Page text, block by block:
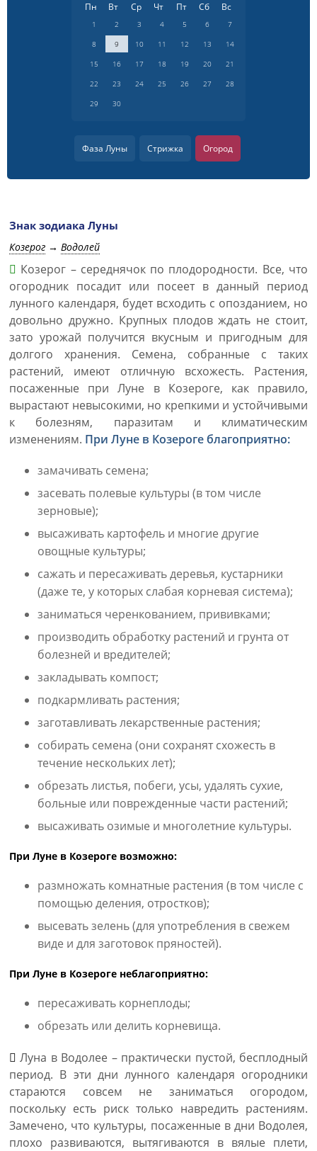
Пн Вт Ср Чт Пт Сб Вс
1 2 3 4 5 6
7
8
9 10 11 12 13
14
15
16 17 18 19 20
21
22
23 24 25 26 27
28
29
30
Фаза Луны Стрижка Огород
Знак зодиака Луны
Козерог → Водолей
Козерог – середнячок по плодородности. Все, что
огородник посадит или посеет в данный период
лунного календаря, будет всходить с опозданием, но
довольно дружно. Крупных плодов ждать не стоит,
зато урожай получится вкусным и пригодным для
долгого хранения. Семена, собранные с таких
растений, имеют отличную всхожесть. Растения,
посаженные при Луне в Козероге, как правило,
вырастают невысокими, но крепкими и устойчивыми
к болезням, паразитам и климатическим
изменениям. При Луне в Козероге благоприятно:
замачивать семена;
засевать полевые культуры (в том числе
зерновые);
высаживать картофель и многие другие
овощные культуры;
сажать и пересаживать деревья, кустарники
(даже те, у которых слабая корневая система);
заниматься черенкованием, прививками;
производить обработку растений и грунта от
болезней и вредителей;
закладывать компост;
подкармливать растения;
заготавливать лекарственные растения;
собирать семена (они сохранят схожесть в
течение нескольких лет);
обрезать листья, побеги, усы, удалять сухие,
больные или поврежденные части растений;
высаживать озимые и многолетние культуры.
При Луне в Козероге возможно:
размножать комнатные растения (в том числе с
помощью деления, отростков);
высевать зелень (для употребления в свежем
виде и для заготовок пряностей).
При Луне в Козероге неблагоприятно:
пересаживать корнеплоды;
обрезать или делить корневища.
Луна в Водолее – практически пустой, бесплодный
период. В эти дни лунного календаря огородники
стараются совсем не заниматься огородом,
поскольку есть риск только навредить растениям.
Замечено, что культуры, посаженные в дни Водолея,
плохо развиваются, вытягиваются в вялые плети,